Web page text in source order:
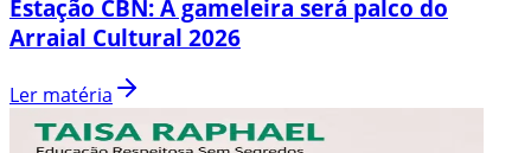
Estação CBN: A gameleira será palco do
Arraial Cultural 2026
Ler matéria